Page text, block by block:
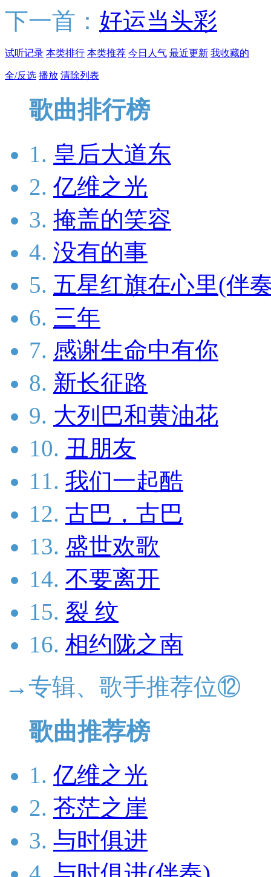
下一首： 好运当头彩
试听记录 本类排行 本类推荐 今日人气 最近更新 我收藏的
全/反选 播放 清除列表
歌曲排行榜
1. 皇后大道东
2. 亿维之光
3. 掩盖的笑容
4. 没有的事
5. 五星红旗在心里(伴
6. 三年
7. 感谢生命中有你
8. 新长征路
9. 大列巴和黄油花
10. 丑朋友
11. 我们一起酷
12. 古巴，古巴
13. 盛世欢歌
14. 不要离开
15. 裂 纹
16. 相约陇之南
→专辑、歌手推荐位⑫
歌曲推荐榜
1. 亿维之光
2. 苍茫之崖
3. 与时俱进